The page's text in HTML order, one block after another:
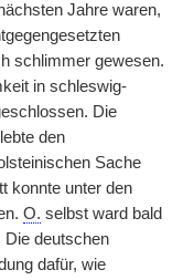
Jahre waren,
schlimmer gewesen.
in schleswig-
Die
den
Sache
konnte unter den
O. selbst ward bald
Die deutschen
dafür, wie